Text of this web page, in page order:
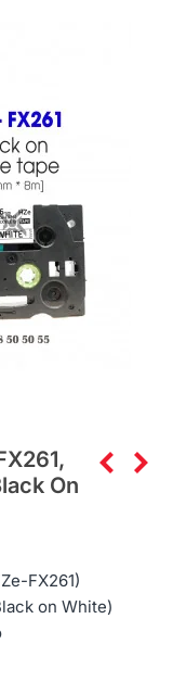
On
FX261)
on White)